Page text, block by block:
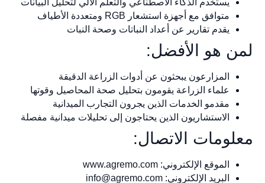
يستخدم الذكاء الاصطناعي والتعلم الآلي لتحليل البيانات
متوافق مع أجهزة استشعار RGB ومتعددة الأطياف
يقدم تقارير عن أعداد النباتات وصحة النبات
لمن هو الأفضل:
المزارعون يبحثون عن أدوات الزراعة الدقيقة
علماء الزراعة يقومون بتحليل صحة المحاصيل وقوتها
مقدمو الخدمات الذين يجرون التجارب الميدانية
الاستشاريون الذين يحتاجون إلى تحليلات ميدانية مفصلة
معلومات الاتصال:
الموقع الإلكتروني: www.agremo.com
البريد الإلكتروني: info@agremo.com